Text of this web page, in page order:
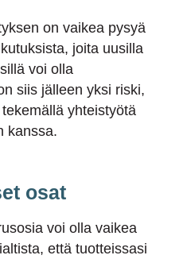
on vaikea pysyä
joita uusilla
voi olla
siis jälleen yksi riski,
yhteistyötä
kanssa.
osat
voi olla vaikea
että tuotteissasi